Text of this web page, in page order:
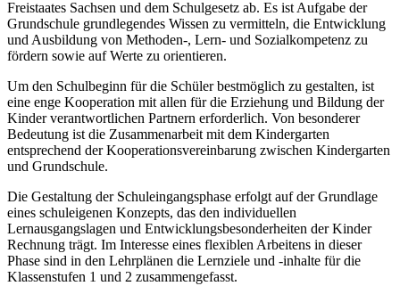
Freistaates Sachsen und dem Schulgesetz ab. Es ist Aufgabe der
Grundschule grundlegendes Wissen zu vermitteln, die Entwicklung
und Ausbildung von Methoden-, Lern- und Sozialkompetenz zu
fördern sowie auf Werte zu orientieren.
Um den Schulbeginn für die Schüler bestmöglich zu gestalten, ist
eine enge Kooperation mit allen für die Erziehung und Bildung der
Kinder verantwortlichen Partnern erforderlich. Von besonderer
Bedeutung ist die Zusammenarbeit mit dem Kindergarten
entsprechend der Kooperationsvereinbarung zwischen Kindergarten
und Grundschule.
Die Gestaltung der Schuleingangsphase erfolgt auf der Grundlage
eines schuleigenen Konzepts, das den individuellen
Lernausgangslagen und Entwicklungsbesonderheiten der Kinder
Rechnung trägt. Im Interesse eines flexiblen Arbeitens in dieser
Phase sind in den Lehrplänen die Lernziele und -inhalte für die
Klassenstufen 1 und 2 zusammengefasst.